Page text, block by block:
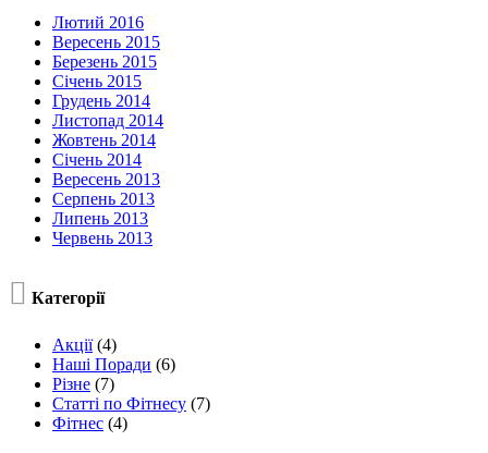
Лютий 2016
Вересень 2015
Березень 2015
Січень 2015
Грудень 2014
Листопад 2014
Жовтень 2014
Січень 2014
Вересень 2013
Серпень 2013
Липень 2013
Червень 2013
 Категорії
Акції(4)
Наші Поради (6)
Різне (7)
Статті по Фітнесу (7)
Фітнес (4)